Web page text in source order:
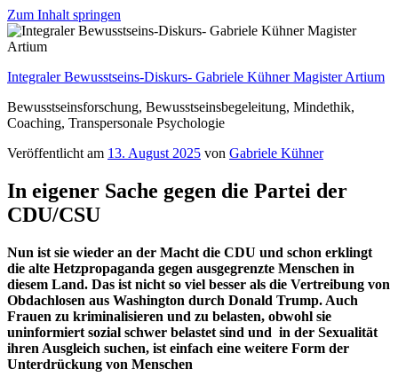
Zum Inhalt springen
Integraler Bewusstseins-Diskurs- Gabriele Kühner Magister Artium
Bewusstseinsforschung, Bewusstseinsbegeleitung, Mindethik,
Coaching, Transpersonale Psychologie
Veröffentlicht am 13. August 2025 von Gabriele Kühner
In eigener Sache gegen die Partei der
CDU/CSU
Nun ist sie wieder an der Macht die CDU und schon erklingt
die alte Hetzpropaganda gegen ausgegrenzte Menschen in
diesem Land. Das ist nicht so viel besser als die Vertreibung von
Obdachlosen aus Washington durch Donald Trump. Auch
Frauen zu kriminalisieren und zu belasten, obwohl sie
uninformiert sozial schwer belastet sind und in der Sexualität
ihren Ausgleich suchen, ist einfach eine weitere Form der
Unterdrückung von Menschen